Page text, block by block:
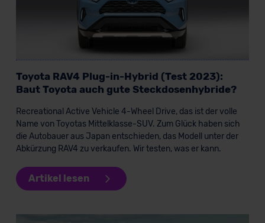
Toyota RAV4 Plug-in-Hybrid (Test 2023):
Baut Toyota auch gute Steckdosenhybride?
Recreational Active Vehicle 4-Wheel Drive, das ist der volle
Name von Toyotas Mittelklasse-SUV. Zum Glück haben sich
die Autobauer aus Japan entschieden, das Modell unter der
Abkürzung RAV4 zu verkaufen. Wir testen, was er kann.
Artikel lesen